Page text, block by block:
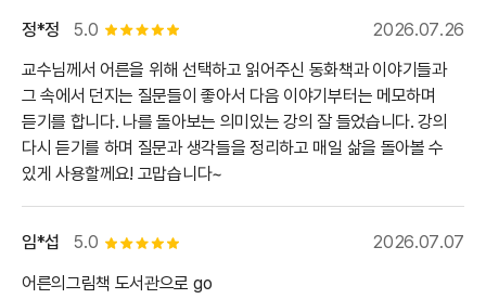
5.0 별점 5개
정*정
2026.07.26
교수님께서 어른을 위해 선택하고 읽어주신 동화책과 이야기들과
그 속에서 던지는 질문들이 좋아서 다음 이야기부터는 메모하며
듣기를 합니다. 나를 돌아보는 의미있는 강의 잘 들었습니다. 강의
다시 듣기를 하며 질문과 생각들을 정리하고 매일 삶을 돌아볼 수
있게 사용할께요! 고맙습니다~
5.0 별점 5개
임*섭
2026.07.07
어른의그림책 도서관으로 go